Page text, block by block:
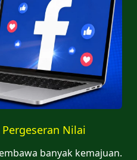
Nilai
banyak kemajuan.